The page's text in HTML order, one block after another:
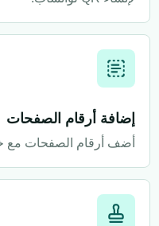
إضافة أرقام الصفحات
أضف أرقام الصفحات مع